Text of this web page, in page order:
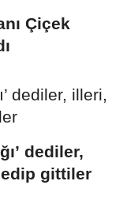
Çiçek
dediler,
gittiler